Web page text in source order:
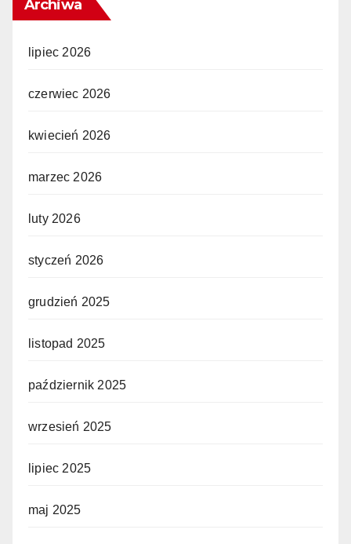
Archiwa
lipiec 2026
czerwiec 2026
kwiecień 2026
marzec 2026
luty 2026
styczeń 2026
grudzień 2025
listopad 2025
październik 2025
wrzesień 2025
lipiec 2025
maj 2025